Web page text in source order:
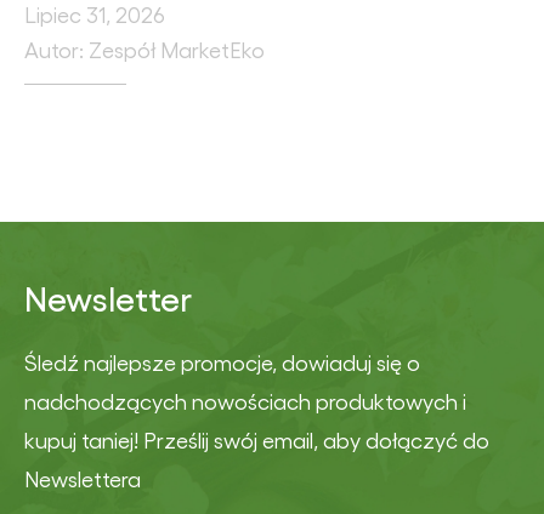
Lipiec 31, 2026
Autor: Zespół MarketEko
Newsletter
Śledź najlepsze promocje, dowiaduj się o
nadchodzących nowościach produktowych i
kupuj taniej! Prześlij swój email, aby dołączyć do
Newslettera